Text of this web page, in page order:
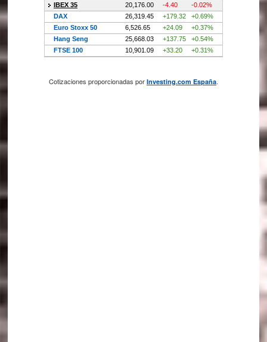
Cotizaciones proporcionadas por Investing.com España.